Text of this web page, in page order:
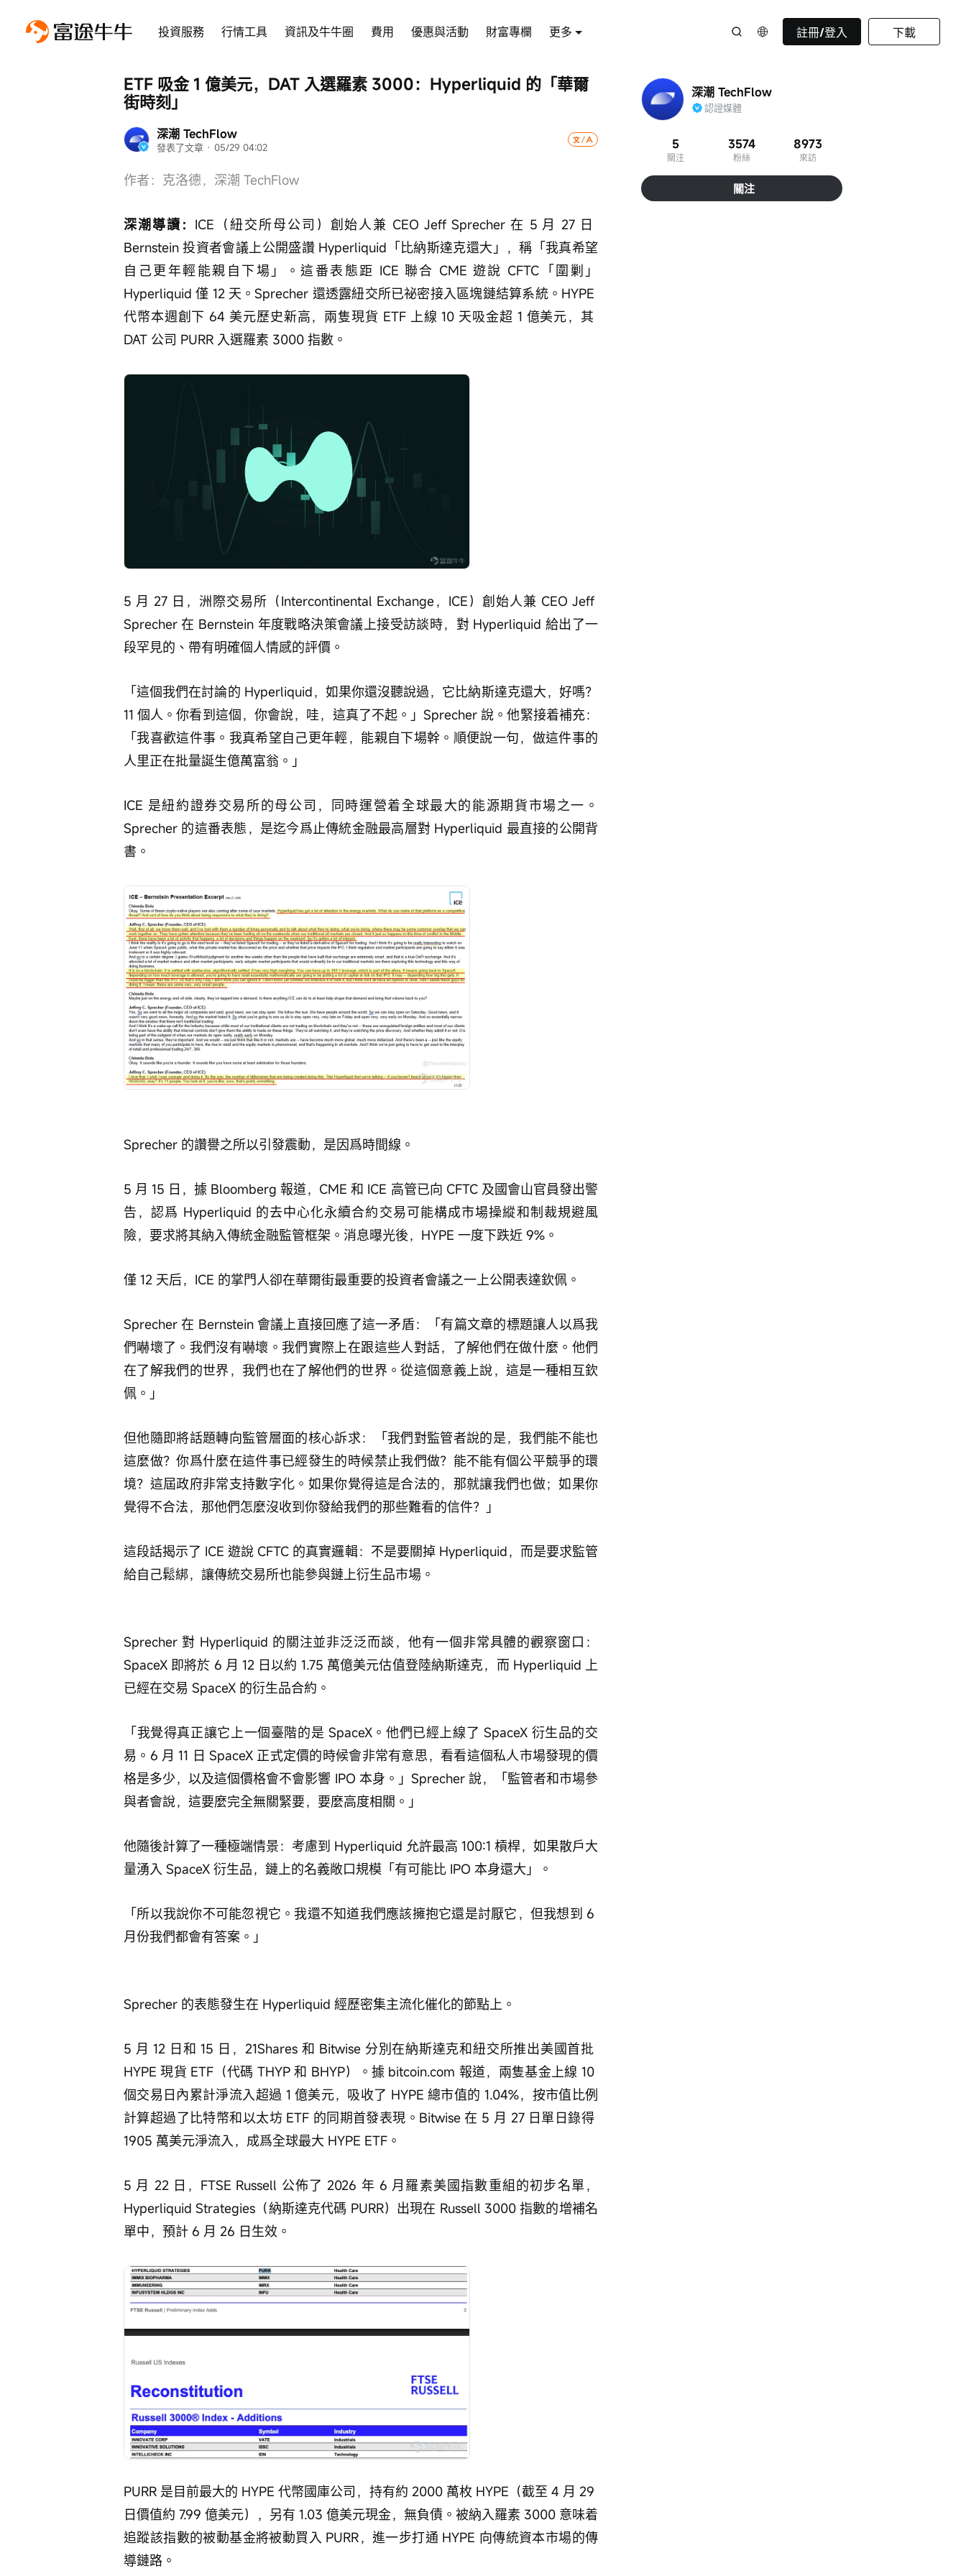
投資服務 行情工具 資訊及牛牛圈 費用 優惠與活動 財富專欄 更多 註冊/登入 下載
深潮 TechFlow
發表了文章 · 05/29 04:02
ETF 吸金 1 億美元，DAT 入選羅素 3000：Hyperliquid 的「華爾
街時刻」
作者：克洛德，深潮 TechFlow
深潮導讀： ICE（紐交所母公司）創始人兼 CEO Jeff Sprecher 在 5 月 27 日
Bernstein 投資者會議上公開盛讚 Hyperliquid「比納斯達克還大」，稱「我真希望
自己更年輕能親自下場」。這番表態距 ICE 聯合 CME 遊說 CFTC「圍剿」
Hyperliquid 僅 12 天。Sprecher 還透露紐交所已祕密接入區塊鏈結算系統。HYPE
代幣本週創下 64 美元歷史新高，兩隻現貨 ETF 上線 10 天吸金超 1 億美元，其
DAT 公司 PURR 入選羅素 3000 指數。
5 月 27 日，洲際交易所（Intercontinental Exchange，ICE）創始人兼 CEO Jeff
Sprecher 在 Bernstein 年度戰略決策會議上接受訪談時，對 Hyperliquid 給出了一
段罕見的、帶有明確個人情感的評價。
「這個我們在討論的 Hyperliquid，如果你還沒聽說過，它比納斯達克還大，好嗎？
11 個人。你看到這個，你會說，哇，這真了不起。」Sprecher 說。他緊接着補充：
「我喜歡這件事。我真希望自己更年輕，能親自下場幹。順便說一句，做這件事的
人里正在批量誕生億萬富翁。」
ICE 是紐約證券交易所的母公司，同時運營着全球最大的能源期貨市場之一。
Sprecher 的這番表態，是迄今爲止傳統金融最高層對 Hyperliquid 最直接的公開背
書。
Sprecher 的讚譽之所以引發震動，是因爲時間線。
5 月 15 日，據 Bloomberg 報道，CME 和 ICE 高管已向 CFTC 及國會山官員發出警
告，認爲 Hyperliquid 的去中心化永續合約交易可能構成市場操縱和制裁規避風
險，要求將其納入傳統金融監管框架。消息曝光後，HYPE 一度下跌近 9%。
僅 12 天后，ICE 的掌門人卻在華爾街最重要的投資者會議之一上公開表達欽佩。
Sprecher 在 Bernstein 會議上直接回應了這一矛盾：「有篇文章的標題讓人以爲我
們嚇壞了。我們沒有嚇壞。我們實際上在跟這些人對話，了解他們在做什麼。他們
在了解我們的世界，我們也在了解他們的世界。從這個意義上說，這是一種相互欽
佩。」
但他隨即將話題轉向監管層面的核心訴求：「我們對監管者說的是，我們能不能也
這麼做？你爲什麼在這件事已經發生的時候禁止我們做？能不能有個公平競爭的環
境？這屆政府非常支持數字化。如果你覺得這是合法的，那就讓我們也做；如果你
覺得不合法，那他們怎麼沒收到你發給我們的那些難看的信件？」
這段話揭示了 ICE 遊說 CFTC 的真實邏輯：不是要關掉 Hyperliquid，而是要求監管
給自己鬆綁，讓傳統交易所也能參與鏈上衍生品市場。
Sprecher 對 Hyperliquid 的關注並非泛泛而談，他有一個非常具體的觀察窗口：
SpaceX 即將於 6 月 12 日以約 1.75 萬億美元估值登陸納斯達克，而 Hyperliquid 上
已經在交易 SpaceX 的衍生品合約。
「我覺得真正讓它上一個臺階的是 SpaceX。他們已經上線了 SpaceX 衍生品的交
易。6 月 11 日 SpaceX 正式定價的時候會非常有意思，看看這個私人市場發現的價
格是多少，以及這個價格會不會影響 IPO 本身。」Sprecher 說，「監管者和市場參
與者會說，這要麼完全無關緊要，要麼高度相關。」
他隨後計算了一種極端情景：考慮到 Hyperliquid 允許最高 100:1 槓桿，如果散戶大
量湧入 SpaceX 衍生品，鏈上的名義敞口規模「有可能比 IPO 本身還大」。
「所以我說你不可能忽視它。我還不知道我們應該擁抱它還是討厭它，但我想到 6
月份我們都會有答案。」
Sprecher 的表態發生在 Hyperliquid 經歷密集主流化催化的節點上。
5 月 12 日和 15 日，21Shares 和 Bitwise 分別在納斯達克和紐交所推出美國首批
HYPE 現貨 ETF（代碼 THYP 和 BHYP）。據 bitcoin.com 報道，兩隻基金上線 10
個交易日內累計淨流入超過 1 億美元，吸收了 HYPE 總市值的 1.04%，按市值比例
計算超過了比特幣和以太坊 ETF 的同期首發表現。Bitwise 在 5 月 27 日單日錄得
1905 萬美元淨流入，成爲全球最大 HYPE ETF。
5 月 22 日，FTSE Russell 公佈了 2026 年 6 月羅素美國指數重組的初步名單，
Hyperliquid Strategies（納斯達克代碼 PURR）出現在 Russell 3000 指數的增補名
單中，預計 6 月 26 日生效。
PURR 是目前最大的 HYPE 代幣國庫公司，持有約 2000 萬枚 HYPE（截至 4 月 29
日價值約 7.99 億美元），另有 1.03 億美元現金，無負債。被納入羅素 3000 意味着
追蹤該指數的被動基金將被動買入 PURR，進一步打通 HYPE 向傳統資本市場的傳
導鏈路。
深潮 TechFlow
認證媒體
5
關注
3574
粉絲
8973
來訪
關注